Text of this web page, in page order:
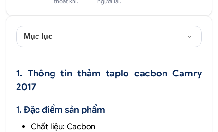
Mục lục
1. Thông tin thảm taplo cacbon Camry
2017
1. Đặc điểm sản phẩm
Chất liệu: Cacbon